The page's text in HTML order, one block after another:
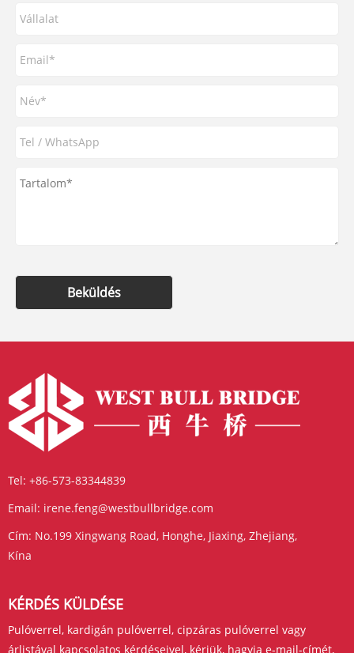
Beküldés
Tel: +86-573-83344839
Email: irene.feng@westbullbridge.com
Cím: No.199 Xingwang Road, Honghe, Jiaxing, Zhejiang,
Kína
KÉRDÉS KÜLDÉSE
Pulóverrel, kardigán pulóverrel, cipzáras pulóverrel vagy
árlistával kapcsolatos kérdéseivel, kérjük, hagyja e-mail-címét,